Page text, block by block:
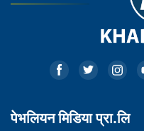
पेभलियन मिडिया प्रा.लि